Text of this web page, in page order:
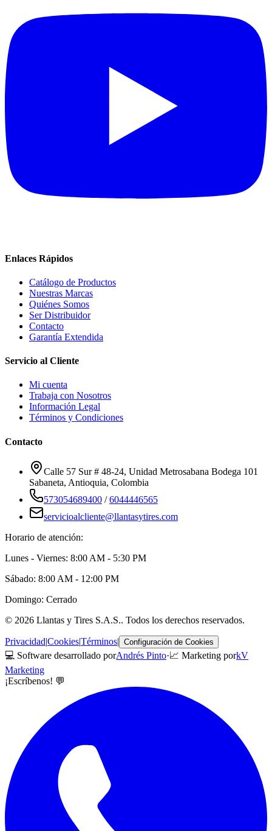
Enlaces Rápidos
Catálogo de Productos
Nuestras Marcas
Quiénes Somos
Ser Distribuidor
Contacto
Garantía Extendida
Servicio al Cliente
Mi cuenta
Trabaja con Nosotros
Información Legal
Términos y Condiciones
Contacto
Calle 57 Sur # 48-24, Unidad Metrosabana Bodega 101
Sabaneta, Antioquia, Colombia
573054689400 /6044446565
servicioalcliente@llantasytires.com
Horario de atención:
Lunes - Viernes: 8:00 AM - 5:30 PM
Sábado: 8:00 AM - 12:00 PM
Domingo: Cerrado
© 2026 Llantas y Tires S.A.S.. Todos los derechos reservados.
Privacidad|Cookies|Términos| Configuración de Cookies
💻 Software desarrollado porAndrés Pinto·📈 Marketing porkV
Marketing
¡Escríbenos! 💬